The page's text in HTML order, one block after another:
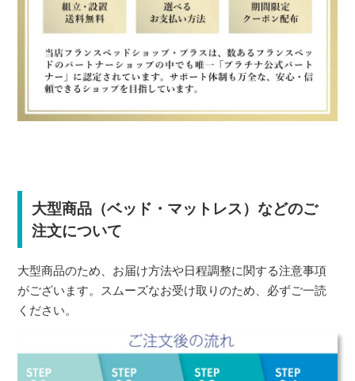
大型商品（ベッド・マットレス）などのご
注文について
大型商品のため、お届け方法や日程調整に関する注意事項
がございます。スムーズなお受け取りのため、必ずご一読
ください。